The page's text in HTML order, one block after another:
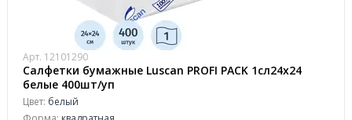
Арт. 12101290
Салфетки бумажные Luscan PROFI PACK 1сл24х24
белые 400шт/уп
Цвет: белый